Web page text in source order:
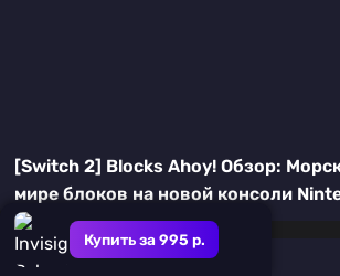
Купить за 995 р.
[Switch 2] Blocks Ahoy! Обзор:
мире блоков на новой консоли